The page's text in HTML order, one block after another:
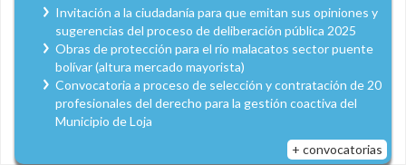
Invitación a la ciudadanía para que emitan sus opiniones y
sugerencias del proceso de deliberación pública 2025
Obras de protección para el río malacatos sector puente
bolívar (altura mercado mayorista)
Convocatoria a proceso de selección y contratación de 20
profesionales del derecho para la gestión coactiva del
Municipio de Loja
+ convocatorias